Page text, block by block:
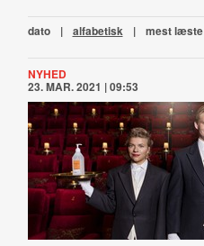
dato | alfabetisk | mest læste
NYHED
23. MAR. 2021 | 09:53